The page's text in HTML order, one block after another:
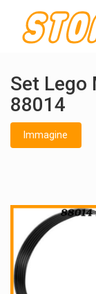
Set Lego
88014
Immagine